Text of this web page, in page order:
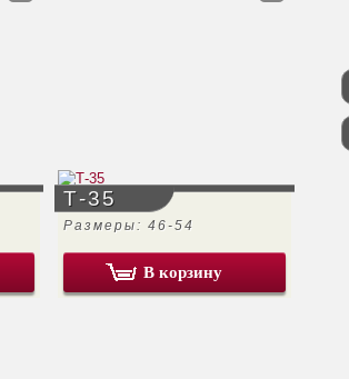
Т-35
Размеры: 46-54
В корзину